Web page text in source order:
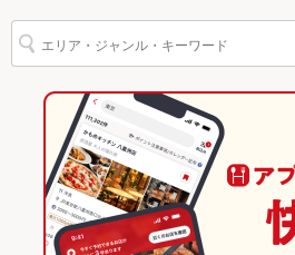
札幌（札幌駅・大通） × 寿司
札幌駅 × 和食
札幌駅 × 寿司
札幌駅 × 寿司
北海道
北海道 × 和食
北海道 × 寿司
北海道のグルメランキング
北海道の和食ランキング
北海道の寿司ランキング
札幌（札幌駅・大通）のグルメランキン
札幌（札幌駅・大通）の和食ランキング